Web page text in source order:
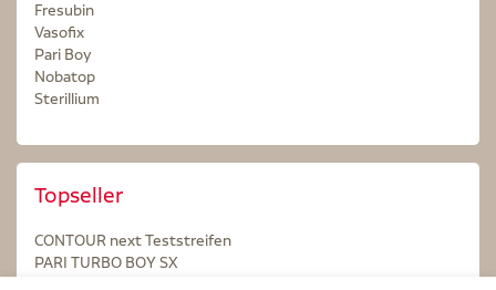
Fresubin
Vasofix
Pari Boy
Nobatop
Sterillium
Topseller
CONTOUR next Teststreifen
PARI TURBO BOY SX